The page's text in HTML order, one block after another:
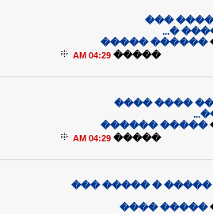
������ �����
�����
04:29 AM
������ ����
����� ������
�����
04:29 AM
��� ����� �
����� ����